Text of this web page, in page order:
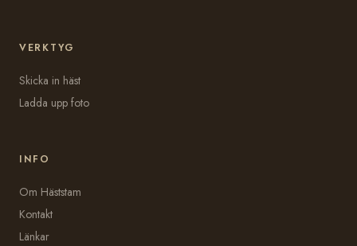
VERKTYG
Skicka in häst
Ladda upp foto
INFO
Om Häststam
Kontakt
Länkar